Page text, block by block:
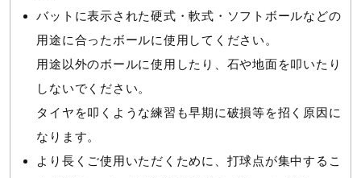
バットに表示された硬式・軟式・ソフトボールなどの
用途に合ったボールに使用してください。
用途以外のボールに使用したり、石や地面を叩いたり
しないでください。
タイヤを叩くような練習も早期に破損等を招く原因に
なります。
より長くご使用いただくために、打球点が集中するこ